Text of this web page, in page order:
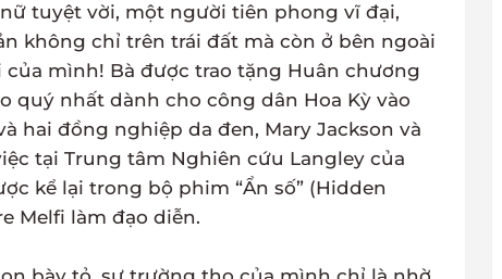
tuyệt vời, một người tiên phong vĩ đại,
không chỉ trên trái đất mà còn ở bên ngoài
mình! Bà được trao tặng Huân chương
quý nhất dành cho công dân Hoa Kỳ vào
hai đồng nghiệp da đen, Mary Jackson và
tại Trung tâm Nghiên cứu Langley của
kể lại trong bộ phim “Ẩn số” (Hidden
Melfi làm đạo diễn.